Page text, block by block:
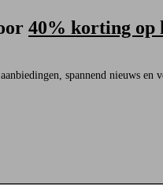
40% korting op
spannend nieuws en